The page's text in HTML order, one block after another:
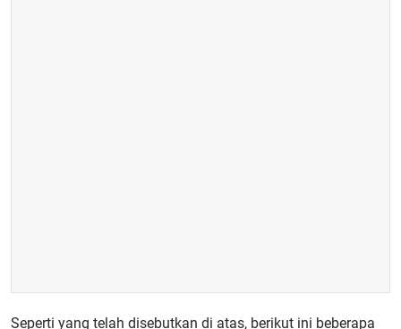
Seperti yang telah disebutkan di atas, berikut ini beberapa